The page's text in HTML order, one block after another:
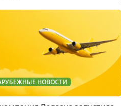
НОВОСТИ